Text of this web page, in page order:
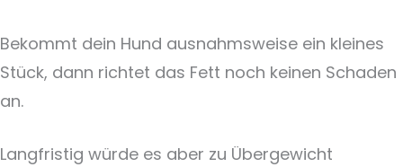
Bekommt dein Hund ausnahmsweise ein kleines
Stück, dann richtet das Fett noch keinen Schaden
an.
Langfristig würde es aber zu Übergewicht